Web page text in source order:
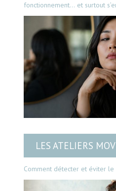
fonctionnement… et surtout
LES ATELIERS
Comment détecter et éviter le